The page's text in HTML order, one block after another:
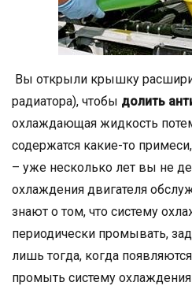
Вы открыли крышку
радиатора), чтобы долить
охлаждающая жидкость
содержатся какие-то
– уже несколько лет вы не
охлаждения двигателя
знают о том, что систему
периодически промывать,
лишь тогда, когда
промыть систему охлаждения